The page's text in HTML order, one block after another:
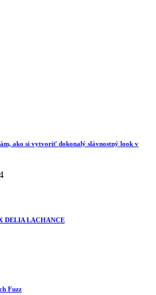
ako si vytvoriť dokonalý slávnostný look v
DELIA LACHANCE
Fuzz